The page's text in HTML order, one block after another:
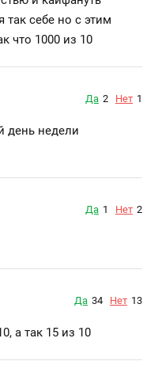
так себе но с этим
что 1000 из 10
Да 2 Нет 1
день недели
Да 1 Нет 2
Да 34 Нет 13
а так 15 из 10